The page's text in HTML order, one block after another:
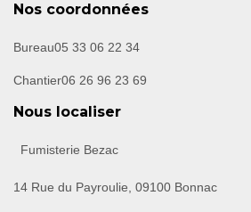
Nos coordonnées
Bureau05 33 06 22 34
Chantier06 26 96 23 69
Nous localiser
Fumisterie Bezac
14 Rue du Payroulie, 09100 Bonnac